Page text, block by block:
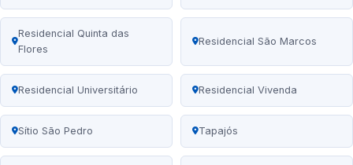
Residencial Quinta das
Flores
Residencial São Marcos
Residencial Universitário Residencial Vivenda
Sítio São Pedro Tapajós